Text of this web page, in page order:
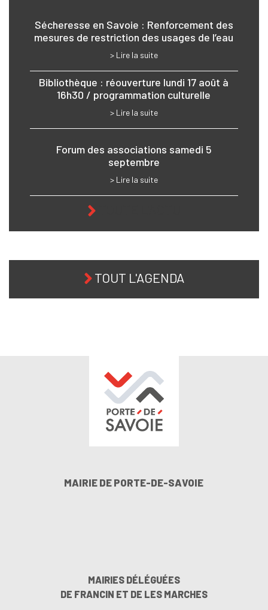
Sécheresse en Savoie : Renforcement des
mesures de restriction des usages de l’eau
> Lire la suite
Bibliothèque : réouverture lundi 17 août à
16h30 / programmation culturelle
> Lire la suite
Forum des associations samedi 5
septembre
> Lire la suite
TOUT L'AGENDA
MAIRIE DE PORTE-DE-SAVOIE
MAIRIES DÉLÉGUÉES
DE FRANCIN ET DE LES MARCHES